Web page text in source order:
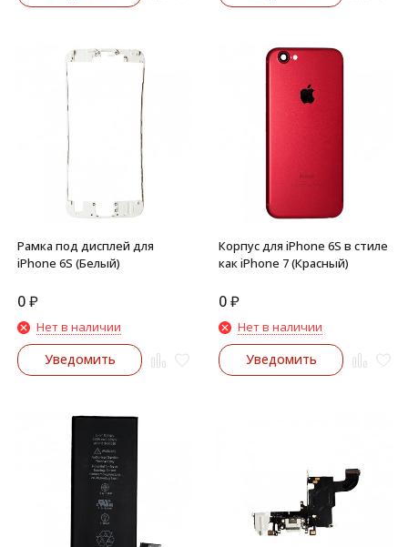
Рамка под дисплей для
iPhone 6S (Белый)
0₽
Нет в наличии
Уведомить
Корпус для iPhone 6S в стиле
как iPhone 7 (Красный)
0₽
Нет в наличии
Уведомить